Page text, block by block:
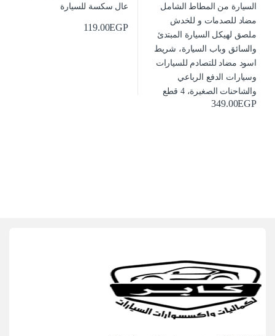
349.00EGP
119.00EGP